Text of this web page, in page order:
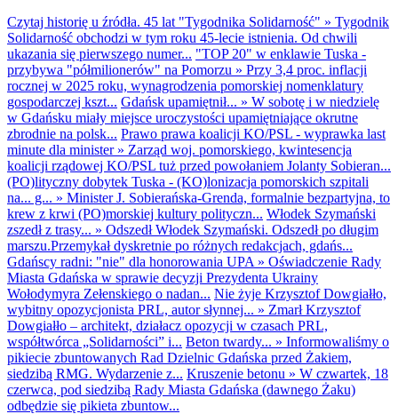
Czytaj historię u źródła. 45 lat "Tygodnika Solidarność" » Tygodnik
Solidarność obchodzi w tym roku 45-lecie istnienia. Od chwili
ukazania się pierwszego numer... "TOP 20" w enklawie Tuska -
przybywa "półmilionerów" na Pomorzu » Przy 3,4 proc. inflacji
rocznej w 2025 roku, wynagrodzenia pomorskiej nomenklatury
gospodarczej kszt... Gdańsk upamiętnił... » W sobotę i w niedzielę
w Gdańsku miały miejsce uroczystości upamiętniające okrutne
zbrodnie na polsk... Prawo prawa koalicji KO/PSL - wyprawka last
minute dla minister» Zarząd woj. pomorskiego, kwintesencja
koalicji rządowej KO/PSL tuż przed powołaniem Jolanty Sobieran...
(PO)lityczny dobytek Tuska - (KO)lonizacja pomorskich szpitali
na... g... » Minister J. Sobierańska-Grenda, formalnie bezpartyjna, to
krew z krwi (PO)morskiej kultury polityczn... Włodek Szymański
zszedł z trasy... » Odszedł Włodek Szymański. Odszedł po długim
marszu.Przemykał dyskretnie po różnych redakcjach, gdańs...
Gdańscy radni: "nie" dla honorowania UPA » Oświadczenie Rady
Miasta Gdańska w sprawie decyzji Prezydenta Ukrainy
Wołodymyra Zełenskiego o nadan... Nie żyje Krzysztof Dowgiałło,
wybitny opozycjonista PRL, autor słynnej... » Zmarł Krzysztof
Dowgiałło – architekt, działacz opozycji w czasach PRL,
współtwórca „Solidarności” i... Beton twardy... » Informowaliśmy o
pikiecie zbuntowanych Rad Dzielnic Gdańska przed Żakiem,
siedzibą RMG. Wydarzenie z... Kruszenie betonu » W czwartek, 18
czerwca, pod siedzibą Rady Miasta Gdańska (dawnego Żaku)
odbędzie się pikieta zbuntow...